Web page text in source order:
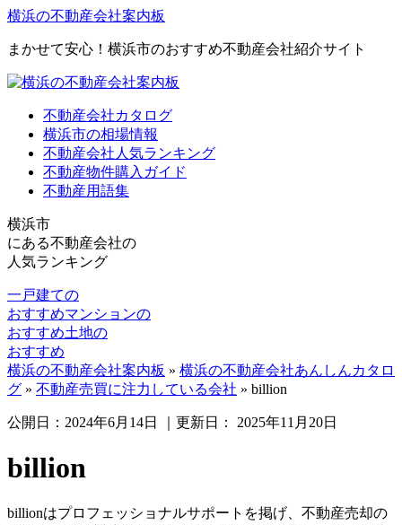
横浜の不動産会社案内板
まかせて安心！横浜市のおすすめ不動産会社紹介サイト
不動産会社カタログ
横浜市の相場情報
不動産会社人気ランキング
不動産物件購入ガイド
不動産用語集
横浜市
にある不動産会社の
人気ランキング
一戸建ての
おすすめマンションの
おすすめ土地の
おすすめ
横浜の不動産会社案内板 » 横浜の不動産会社あんしんカタロ
グ » 不動産売買に注力している会社 » billion
公開日： 2024年6月14日 ｜更新日： 2025年11月20日
billion
billionはプロフェッショナルサポートを掲げ、不動産売却の